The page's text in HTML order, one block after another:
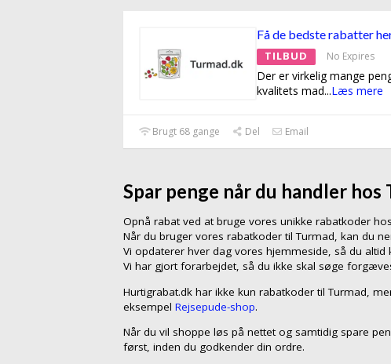
Få de bedste rabatter
TILBUD No Expires
Der er virkelig mange
kvalitets mad...Læs mere
Brugt 68 gange Del Email
Spar penge når du handler hos
Opnå rabat ved at bruge vores unikke rabatkoder hos
Når du bruger vores rabatkoder til Turmad, kan du
Vi opdaterer hver dag vores hjemmeside, så du
Vi har gjort forarbejdet, så du ikke skal søge
Hurtigrabat.dk har ikke kun rabatkoder til Turmad,
eksempel Rejsepude-shop.
Når du vil shoppe løs på nettet og samtidig spare
først, inden du godkender din ordre.